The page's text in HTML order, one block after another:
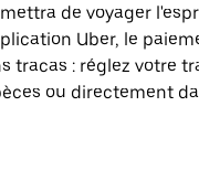
de voyager
Uber, le
tracas : réglez votre
ou directement